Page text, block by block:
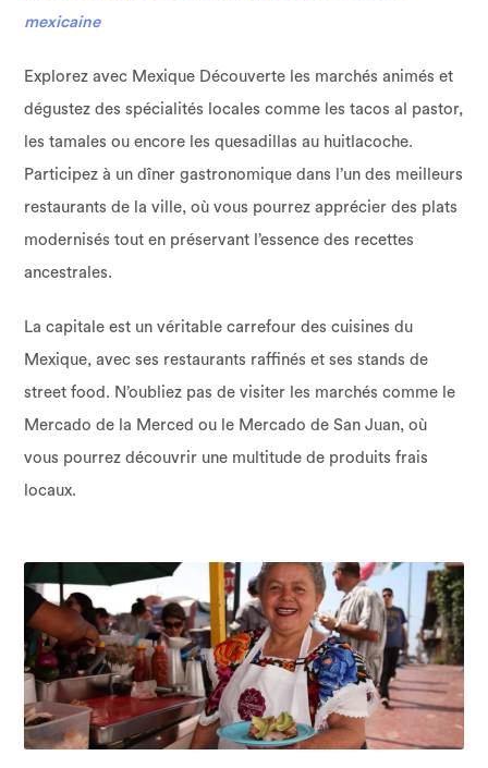
mexicaine
Explorez avec Mexique Découverte les marchés animés et
dégustez des spécialités locales comme les tacos al pastor,
les tamales ou encore les quesadillas au huitlacoche.
Participez à un dîner gastronomique dans l’un des meilleurs
restaurants de la ville, où vous pourrez apprécier des plats
modernisés tout en préservant l’essence des recettes
ancestrales.
La capitale est un véritable carrefour des cuisines du
Mexique, avec ses restaurants raffinés et ses stands de
street food. N’oubliez pas de visiter les marchés comme le
Mercado de la Merced ou le Mercado de San Juan, où
vous pourrez découvrir une multitude de produits frais
locaux.